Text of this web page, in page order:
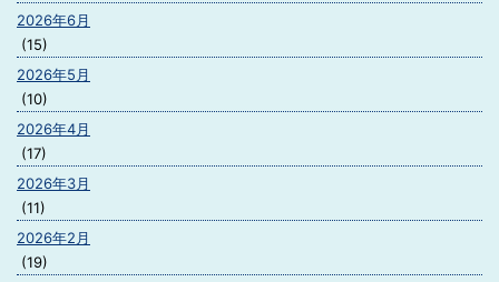
2026年6月
(15)
2026年5月
(10)
2026年4月
(17)
2026年3月
(11)
2026年2月
(19)